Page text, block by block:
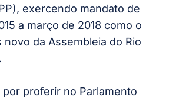
exercendo mandato de
a março de 2018 como o
novo da Assembleia do Rio
proferir no Parlamento